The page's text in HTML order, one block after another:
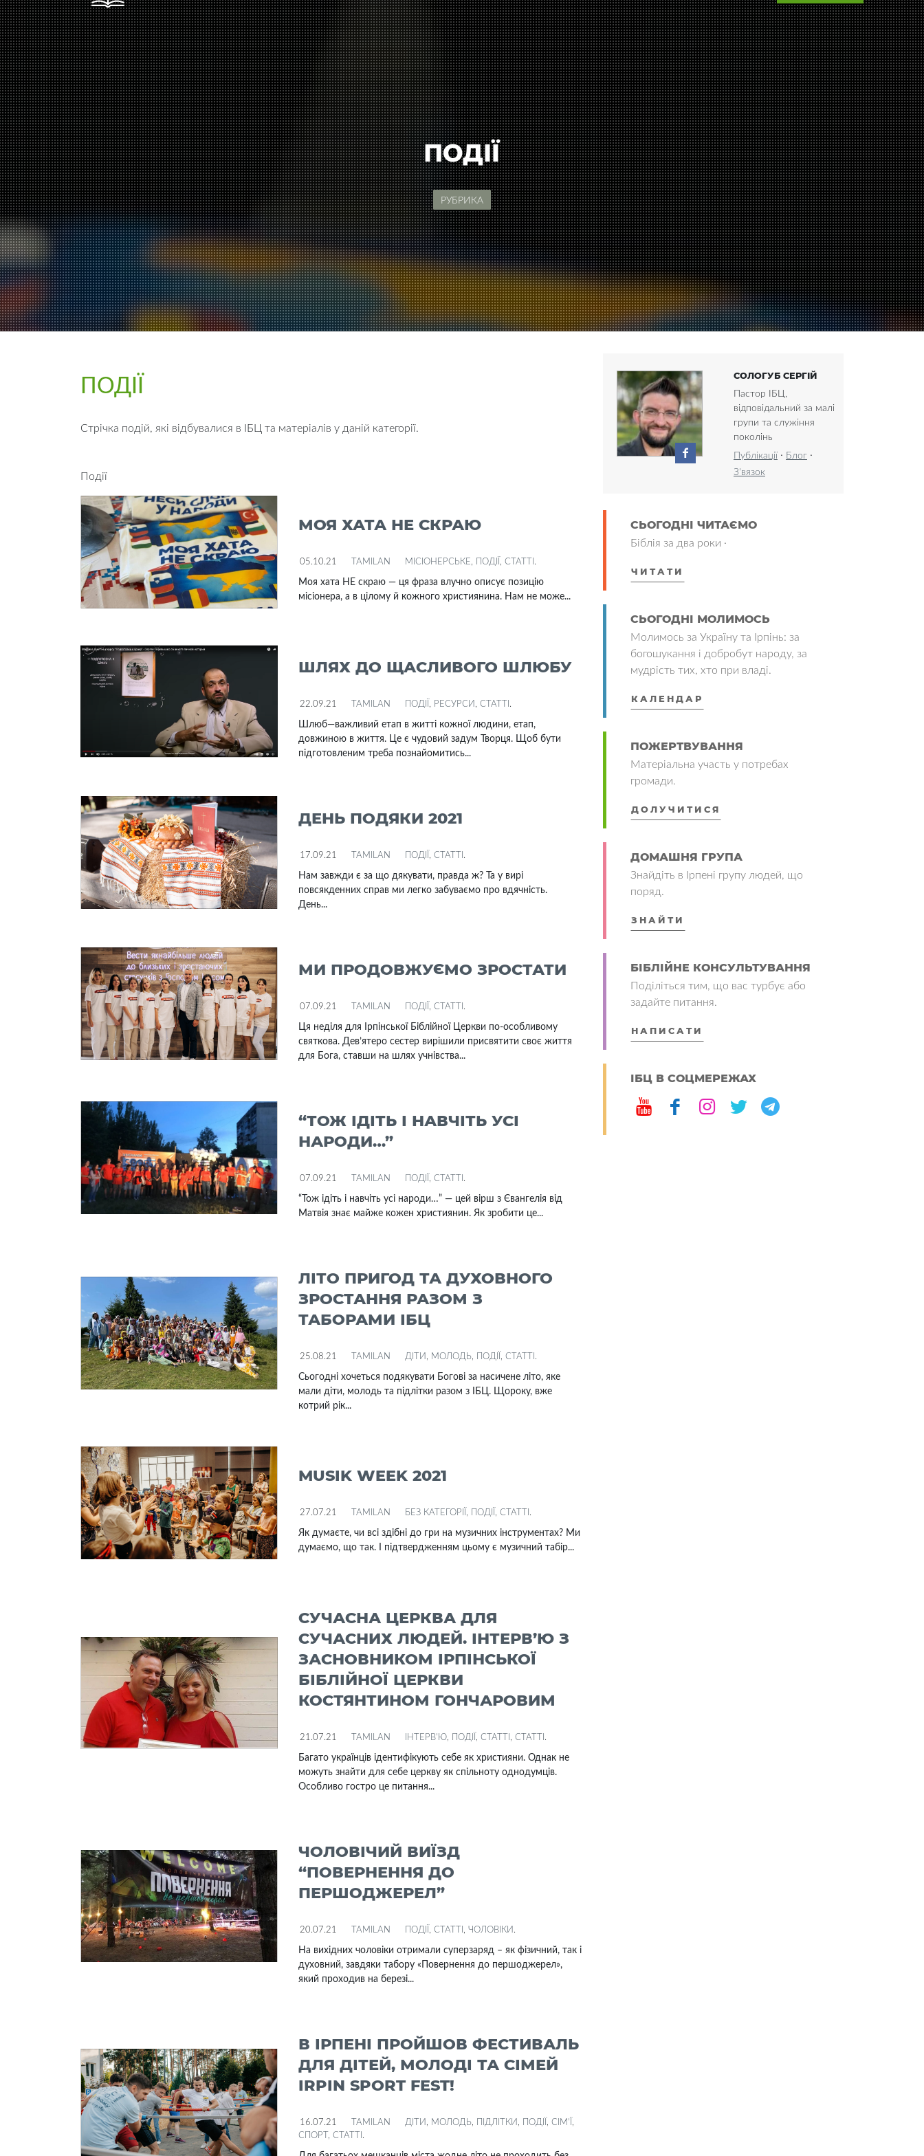
ПОДІЇ
РУБРИКА
ПОДІЇ
Стрічка подій, які відбувалися в ІБЦ та матеріалів у даній категорії.
Події
МОЯ ХАТА НЕ СКРАЮ
05.10.21 TAMILAN МІСІОНЕРСЬКЕ, ПОДІЇ , СТАТТІ .
Моя хата НЕ скраю — ця фраза влучно описує позицію
місіонера, а в цілому й кожного християнина. Нам не може...
ШЛЯХ ДО ЩАСЛИВОГО ШЛЮБУ
22.09.21 TAMILAN ПОДІЇ , РЕСУРСИ , СТАТТІ .
Шлюб—важливий етап в житті кожної людини, етап,
довжиною в життя. Це є чудовий задум Творця. Щоб бути
підготовленим треба познайомитись...
ДЕНЬ ПОДЯКИ 2021
17.09.21 TAMILAN ПОДІЇ , СТАТТІ .
Нам завжди є за що дякувати, правда ж? Та у вирі
повсякденних справ ми легко забуваємо про вдячність.
День...
МИ ПРОДОВЖУЄМО ЗРОСТАТИ
07.09.21 TAMILAN ПОДІЇ , СТАТТІ .
Ця неділя для Ірпінської Біблійної Церкви по-особливому
святкова. Дев’ятеро сестер вирішили присвятити своє життя
для Бога, ставши на шлях учнівства...
“ТОЖ ІДІТЬ І НАВЧІТЬ УСІ
НАРОДИ…”
07.09.21 TAMILAN ПОДІЇ , СТАТТІ .
“Тож ідіть і навчіть усі народи…” — цей вірш з Євангелія від
Матвія знає майже кожен християнин. Як зробити це...
ЛІТО ПРИГОД ТА ДУХОВНОГО
ЗРОСТАННЯ РАЗОМ З
ТАБОРАМИ ІБЦ
25.08.21 TAMILAN ДІТИ , МОЛОДЬ, ПОДІЇ , СТАТТІ .
Сьогодні хочеться подякувати Богові за насичене літо, яке
мали діти, молодь та підлітки разом з ІБЦ. Щороку, вже
котрий рік...
MUSIK WEEK 2021
27.07.21 TAMILAN БЕЗ КАТЕГОРІЇ , ПОДІЇ , СТАТТІ .
Як думаєте, чи всі здібні до гри на музичних інструментах? Ми
думаємо, що так. І підтвердженням цьому є музичний табір...
СУЧАСНА ЦЕРКВА ДЛЯ
СУЧАСНИХ ЛЮДЕЙ. ІНТЕРВ’Ю З
ЗАСНОВНИКОМ ІРПІНСЬКОЇ
БІБЛІЙНОЇ ЦЕРКВИ
КОСТЯНТИНОМ ГОНЧАРОВИМ
21.07.21 TAMILAN ІНТЕРВ'Ю, ПОДІЇ СТАТТІ СТАТТІ .
Багато українців ідентифікують себе як християни. Однак не
можуть знайти для себе церкву як спільноту однодумців.
Особливо гостро це питання...
ЧОЛОВІЧИЙ ВИЇЗД
“ПОВЕРНЕННЯ ДО
ПЕРШОДЖЕРЕЛ”
20.07.21 TAMILAN ПОДІЇ СТАТТІ ЧОЛОВІКИ .
На вихідних чоловіки отримали суперзаряд – як фізичний, так і
духовний, завдяки табору «Повернення до першоджерел»,
який проходив на березі...
В ІРПЕНІ ПРОЙШОВ ФЕСТИВАЛЬ
ДЛЯ ДІТЕЙ, МОЛОДІ ТА СІМЕЙ
IRPIN SPORT FEST!
16.07.21 TAMILAN ДІТИ МОЛОДЬ, ПІДЛІТКИ ПОДІЇ СІМ'Ї
СПОРТ
СТАТТІ .
СОЛОГУБ СЕРГІЙ
Пастор ІБЦ,
відповідальний за малі
групи та служіння
поколінь
Публікації · Блог ·
З'вязок
СЬОГОДНІ ЧИТАЄМО
Біблія за два роки ·
ЧИТАТИ
СЬОГОДНІ МОЛИМОСЬ
Молимось за Україну та Ірпінь: за
богошукання і добробут народу, за
мудрість тих, хто при владі.
КАЛЕНДАР
ПОЖЕРТВУВАННЯ
Матеріальна участь у потребах
громади.
ДОЛУЧИТИСЯ
ДОМАШНЯ ГРУПА
Знайдіть в Ірпені групу людей, що
поряд.
ЗНАЙТИ
БІБЛІЙНЕ КОНСУЛЬТУВАННЯ
Поділіться тим, що вас турбує або
задайте питання.
НАПИСАТИ
ІБЦ В СОЦМЕРЕЖАХ